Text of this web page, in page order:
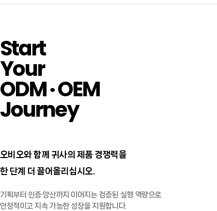
Start
Your
ODM · OEM
Journey
오비오와 함께 귀사의 제품 경쟁력을
한 단계 더 끌어올리십시오.
기획부터 인증·양산까지 이어지는 검증된 실행 역량으로
안정적이고 지속 가능한 성장을 지원합니다.